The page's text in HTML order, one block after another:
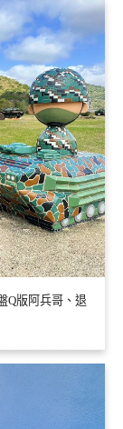
Q版阿兵哥、退